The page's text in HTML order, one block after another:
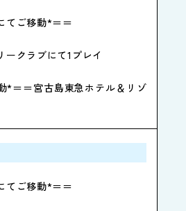
てご移動*＝＝
ークラブにて1プレイ
*＝＝宮古島東急ホテル＆リゾ
てご移動*＝＝